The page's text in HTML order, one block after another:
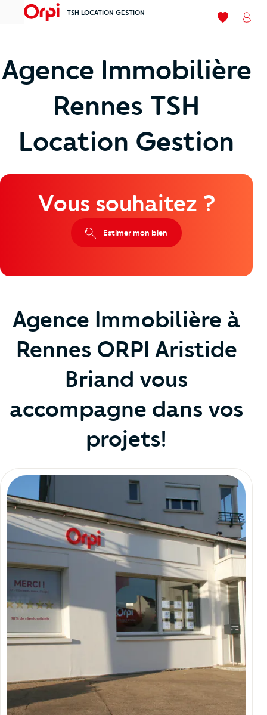
menu TSH LOCATION GESTION
Mes favoris
Agence Immobilière
Rennes TSH
Location Gestion
Vous souhaitez ?
Estimer mon bien
Agence Immobilière à
Rennes ORPI Aristide
Briand vous
accompagne dans vos
projets!